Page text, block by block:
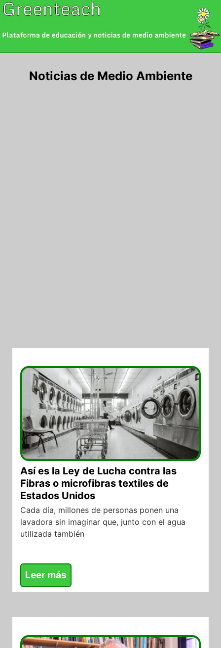
Saltar
al
Noticias de Medio Ambiente
Así es la Ley de Lucha contra las
Fibras o microfibras textiles de
Estados Unidos
Cada día, millones de personas ponen una
lavadora sin imaginar que, junto con el agua
utilizada también
Leer más